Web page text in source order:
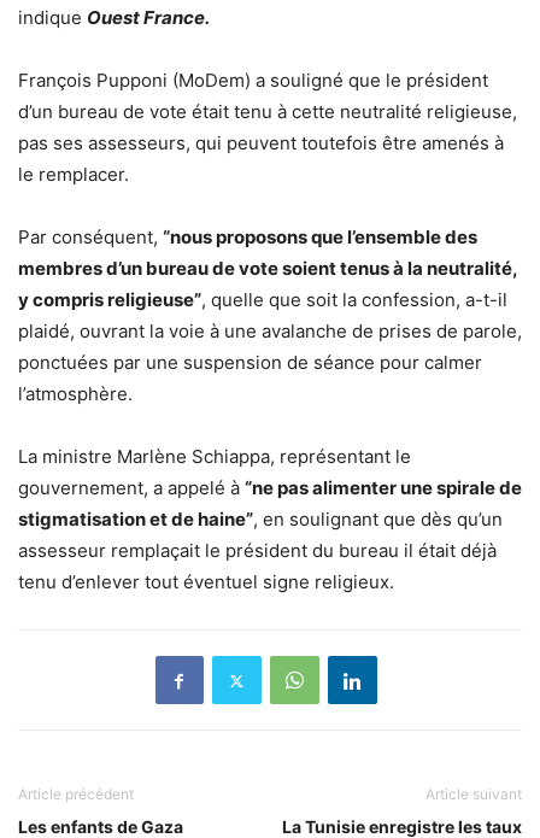
indique Ouest France.
François Pupponi (MoDem) a souligné que le président
d’un bureau de vote était tenu à cette neutralité religieuse,
pas ses assesseurs, qui peuvent toutefois être amenés à
le remplacer.
Par conséquent, “nous proposons que l’ensemble des
membres d’un bureau de vote soient tenus à la neutralité,
y compris religieuse”, quelle que soit la confession, a-t-il
plaidé, ouvrant la voie à une avalanche de prises de parole,
ponctuées par une suspension de séance pour calmer
l’atmosphère.
La ministre Marlène Schiappa, représentant le
gouvernement, a appelé à “ne pas alimenter une spirale de
stigmatisation et de haine”, en soulignant que dès qu’un
assesseur remplaçait le président du bureau il était déjà
tenu d’enlever tout éventuel signe religieux.
Article précédent
Les enfants de Gaza
Article suivant
La Tunisie enregistre les taux